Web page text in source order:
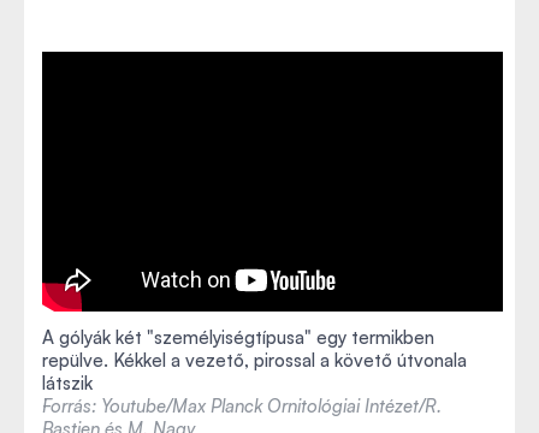
A gólyák két "személyiségtípusa" egy termikben
repülve. Kékkel a vezető, pirossal a követő útvonala
látszik
Forrás: Youtube/Max Planck Ornitológiai Intézet/R.